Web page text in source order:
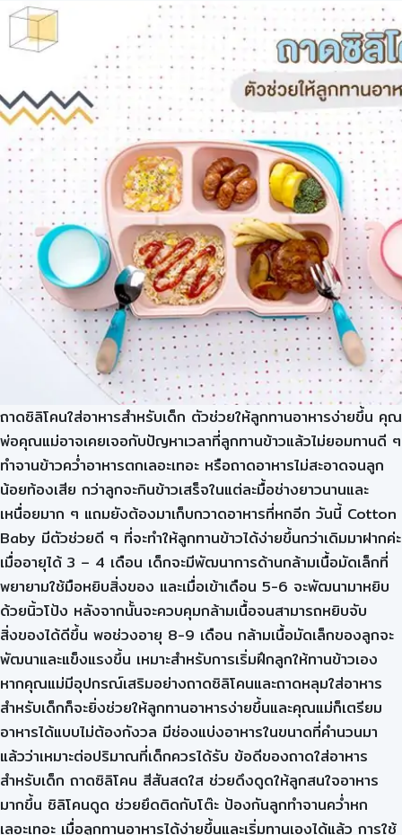
ถาดซิลิโคนใส่อาหารสำหรับเด็ก ตัวช่วยให้ลูกทานอาหารง่ายขึ้น คุณ
พ่อคุณแม่อาจเคยเจอกับปัญหาเวลาที่ลูกทานข้าวแล้วไม่ยอมทานดี ๆ
ทำจานข้าวคว่ำอาหารตกเลอะเทอะ หรือถาดอาหารไม่สะอาดจนลูก
น้อยท้องเสีย กว่าลูกจะกินข้าวเสร็จในแต่ละมื้อช่างยาวนานและ
เหนื่อยมาก ๆ แถมยังต้องมาเก็บกวาดอาหารที่หกอีก วันนี้ Cotton
Baby มีตัวช่วยดี ๆ ที่จะทำให้ลูกทานข้าวได้ง่ายขึ้นกว่าเดิมมาฝากค่ะ
เมื่ออายุได้ 3 – 4 เดือน เด็กจะมีพัฒนาการด้านกล้ามเนื้อมัดเล็กที่
พยายามใช้มือหยิบสิ่งของ และเมื่อเข้าเดือน 5-6 จะพัฒนามาหยิบ
ด้วยนิ้วโป้ง หลังจากนั้นจะควบคุมกล้ามเนื้อจนสามารถหยิบจับ
สิ่งของได้ดีขึ้น พอช่วงอายุ 8-9 เดือน กล้ามเนื้อมัดเล็กของลูกจะ
พัฒนาและแข็งแรงขึ้น เหมาะสำหรับการเริ่มฝึกลูกให้ทานข้าวเอง
หากคุณแม่มีอุปกรณ์เสริมอย่างถาดซิลิโคนและถาดหลุมใส่อาหาร
สำหรับเด็กก็จะยิ่งช่วยให้ลูกทานอาหารง่ายขึ้นและคุณแม่ก็เตรียม
อาหารได้แบบไม่ต้องกังวล มีช่องแบ่งอาหารในขนาดที่คำนวนมา
แล้วว่าเหมาะต่อปริมาณที่เด็กควรได้รับ ข้อดีของถาดใส่อาหาร
สำหรับเด็ก ถาดซิลิโคน สีสันสดใส ช่วยดึงดูดให้ลูกสนใจอาหาร
มากขึ้น ซิลิโคนดูด ช่วยยึดติดกับโต๊ะ ป้องกันลูกทำจานคว่ำหก
เลอะเทอะ เมื่อลูกทานอาหารได้ง่ายขึ้นและเริ่มทานเองได้แล้ว การใช้